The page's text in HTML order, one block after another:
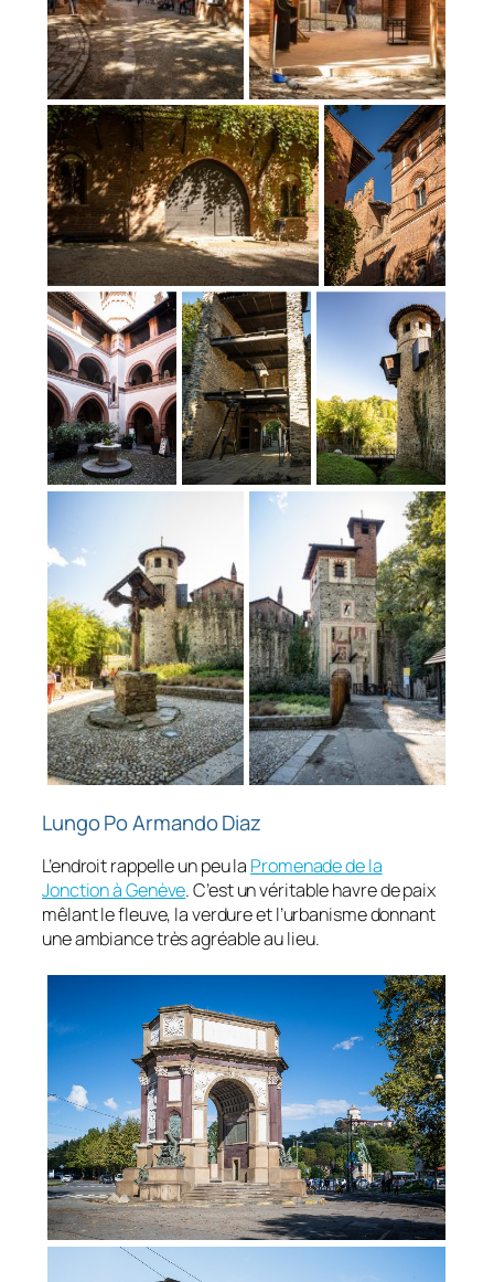
Lungo Po Armando Diaz
L’endroit rappelle un peu la Promenade de la
Jonction à Genève. C’est un véritable havre de paix
mêlant le fleuve, la verdure et l’urbanisme donnant
une ambiance très agréable au lieu.